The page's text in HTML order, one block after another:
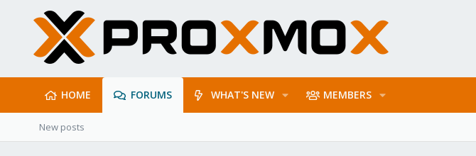
HOME FORUMS WHAT'S NEW MEMBERS
New posts